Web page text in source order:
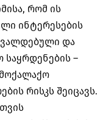
რომ ის
ინტერესების
და
საყრდენების –
რისკს შეიცავს.